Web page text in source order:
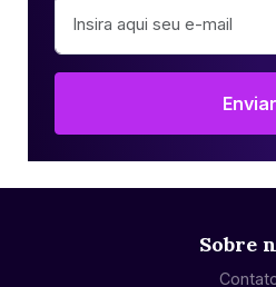
Enviar
Sobre